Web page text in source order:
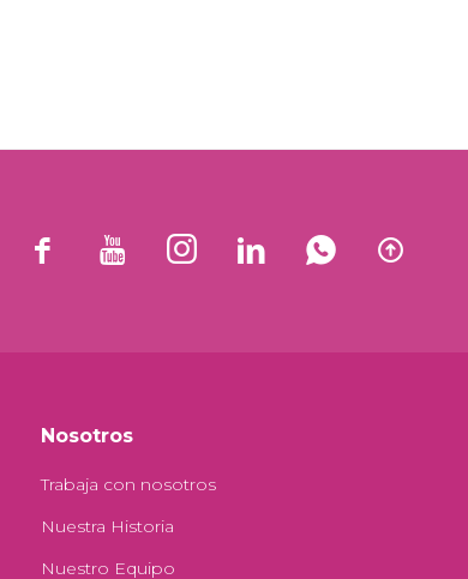
     
Nosotros
Trabaja con nosotros
Nuestra Historia
Nuestro Equipo